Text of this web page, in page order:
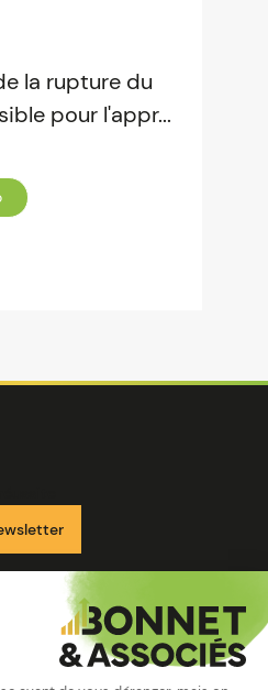
la rupture du
pour l'appr...